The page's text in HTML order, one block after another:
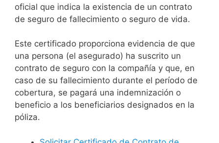
oficial que indica la existencia de un contrato
de seguro de fallecimiento o seguro de vida.
Este certificado proporciona evidencia de que
una persona (el asegurado) ha suscrito un
contrato de seguro con la compañía y que, en
caso de su fallecimiento durante el período de
cobertura, se pagará una indemnización o
beneficio a los beneficiarios designados en la
póliza.